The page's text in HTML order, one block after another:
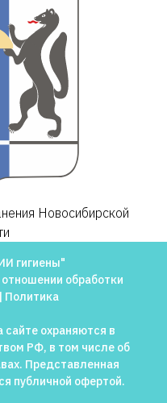
Новосибирской
гигиены"
обработки
| Политика
охраняются в
РФ, в том числе об
Представленная
публичной офертой.